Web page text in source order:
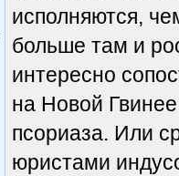
исполняются,
больше там и
интересно
на Новой
псориаза. Или
юристами